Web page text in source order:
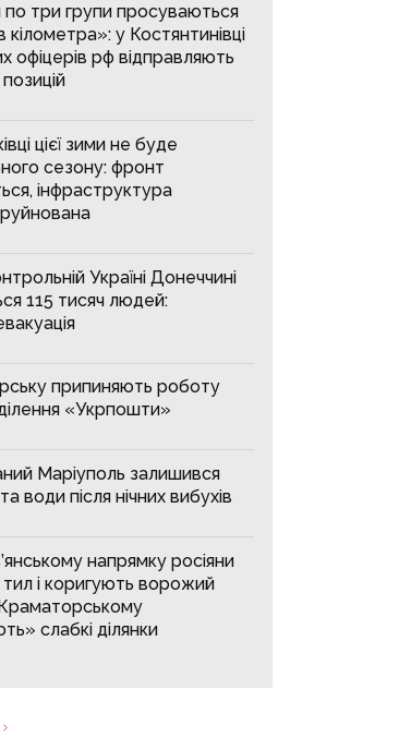
три групи просуваються
кілометра»: у Костянтинівці
офіцерів рф відправляють
цієї зими не буде
сезону: фронт
інфраструктура
Україні Донеччині
115 тисяч людей:
припиняють роботу
«Укрпошти»
Маріуполь залишився
води після нічних вибухів
напрямку росіяни
тил і коригують ворожий
слабкі ділянки